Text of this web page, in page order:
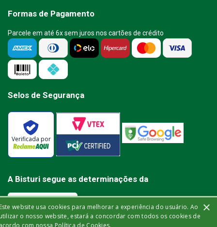
Formas de Pagamento
Parcele em até 6x sem juros nos cartões de crédito
Selos de Segurança
Verificada por
A Bisturi segue as determinações da
×
website usa cookies para melhorar a experiência do usuário. Ao
o nosso website, estará a concordar com todos os cookies de
com nossa Política de Cookies.